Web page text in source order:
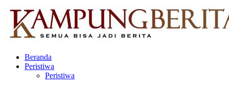
Beranda
Peristiwa
Peristiwa